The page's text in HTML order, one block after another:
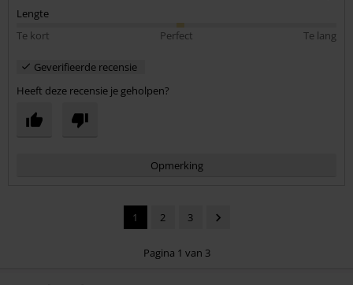
Lengte
Te kort
Perfect Te lang
Geverifieerde recensie
Heeft deze recensie je geholpen?
Opmerking
1 2 3
Pagina 1 van 3